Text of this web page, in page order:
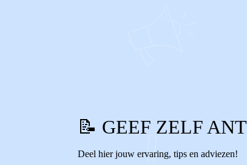
📝 GEEF ZELF
Deel hier jouw ervaring, tips en adviezen!